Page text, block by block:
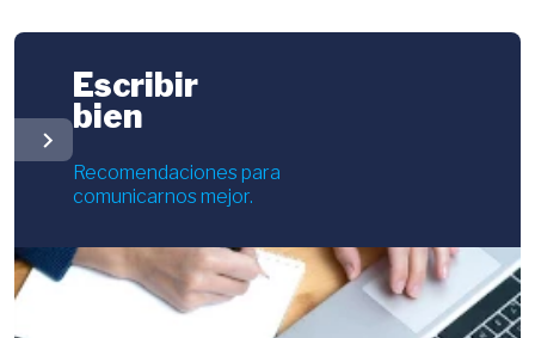
chevron_right
Escribir
bien
Recomendaciones para
comunicarnos mejor.